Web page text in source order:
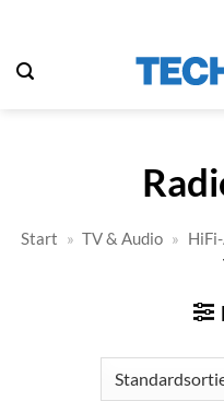
springen
Start » TV & Audio »